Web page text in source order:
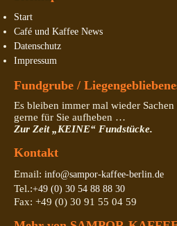
Start
Café und Kaffee News
Datenschutz
Impressum
Fundgrube /
Es bleiben immer mal wieder
gerne für Sie aufheben …
Zur Zeit „KEINE“ Fundstücke.
Kontakt
Email: info@sampor-kaffee-berlin.de
Tel.:+49 (0) 30 54 88 88 30
Fax: +49 (0) 30 91 55 04 59